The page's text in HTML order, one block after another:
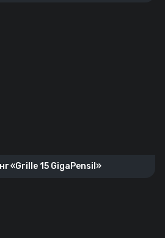
«Grille 15 GigaPensil»